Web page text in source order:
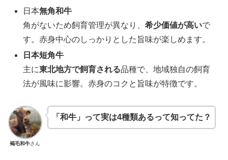
日本無角和牛
角がないため飼育管理が異なり、希少価値が高いで
す。赤身中心のしっかりとした旨味が楽しめます。
日本短角牛
主に東北地方で飼育される品種で、地域独自の飼育
法が風味に影響。赤身のコクと旨味が特徴です。
褐毛和牛さん
「和牛」って実は4種類あるって知ってた？